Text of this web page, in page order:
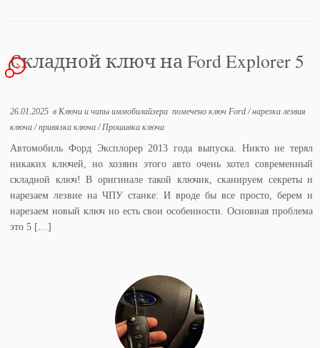
Складной ключ на Ford Explorer 5
2
26.01.2025 в Ключи и чипы иммобилайзера помеченоключ Ford/нарезка лезвия
ключа/привязка ключа/ Прошивка ключа
Автомобиль Форд Эксплорер 2013 года выпуска. Никто не терял
никаких ключей, но хозяин этого авто очень хотел современный
складной ключ! В оригинале такой ключик, сканируем секреты и
нарезаем лезвие на ЧПУ станке: И вроде бы все просто, берем и
нарезаем новый ключ но есть свои особенности. Основная проблема
это 5 […]